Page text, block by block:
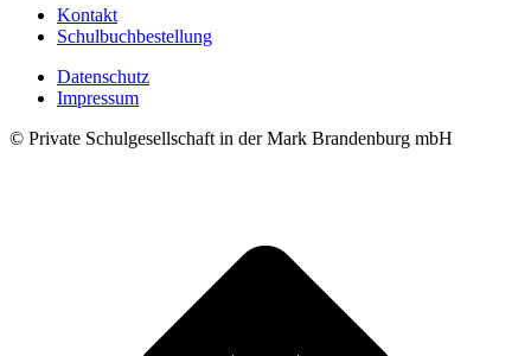
Kontakt
Schulbuchbestellung
Datenschutz
Impressum
© Private Schulgesellschaft in der Mark Brandenburg mbH